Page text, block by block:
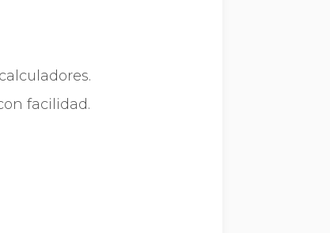
facilidad.